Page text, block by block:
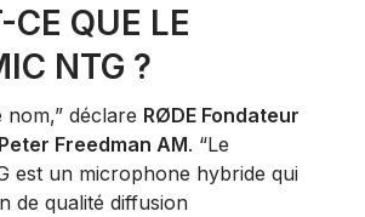
QUE LE
NTG ?
nom,” déclare RØDE Fondateur
Freedman AM. “Le
est un microphone hybride qui
de qualité diffusion